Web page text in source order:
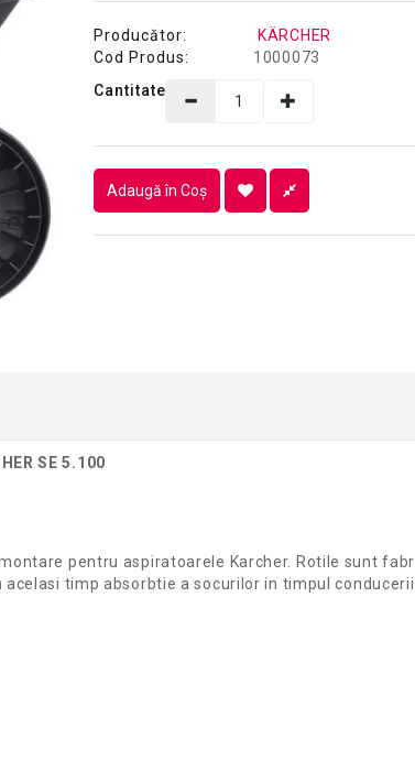
Producător:
KÄRCHER
Cod Produs:
1000073
Cantitate
Adaugă în Coş
SE 5.100
pentru aspiratoarele Karcher. Rotile sunt
timp absorbtie a socurilor in timpul conducerii